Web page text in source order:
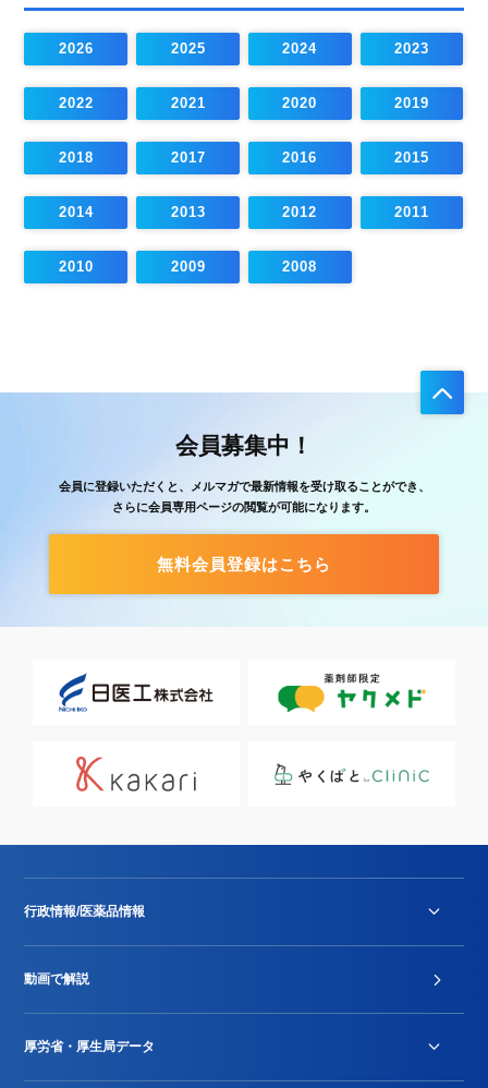
2026 2025 2024 2023
2022 2021 2020 2019
2018 2017 2016 2015
2014 2013 2012 2011
2010 2009 2008
会員募集中！
会員に登録いただくと、メルマガで最新情報を受け取ることができ、
さらに会員専用ページの閲覧が可能になります。
無料会員登録はこちら
行政情報/医薬品情報
Stu-GEレポート
動画で解説
厚労省・厚生局データ